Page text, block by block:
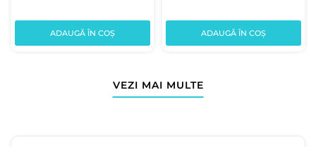
ADAUGĂ ÎN COȘ ADAUGĂ ÎN COȘ
VEZI MAI MULTE